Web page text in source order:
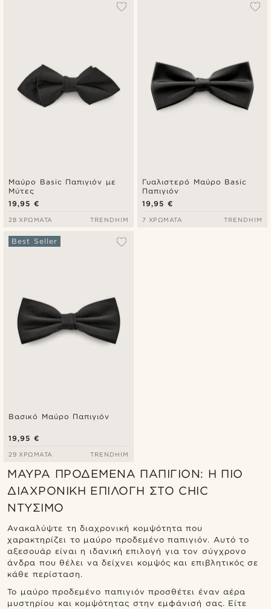
Μαύρο Basic Παπιγιόν με
Μύτες
19,95 €
28 ΧΡΏΜΑΤΑ TRENDHIM
Γυαλιστερό Μαύρο Basic
Παπιγιόν
19,95 €
7 ΧΡΏΜΑΤΑ TRENDHIM
Βασικό Μαύρο Παπιγιόν
Best Seller
19,95 €
29 ΧΡΏΜΑΤΑ TRENDHIM
ΜΑΎΡΑ ΠΡΟΔΕΜΈΝΑ ΠΑΠΙΓΙΌΝ: Η ΠΙΟ
ΔΙΑΧΡΟΝΙΚΉ ΕΠΙΛΟΓΉ ΣΤΟ CHIC
ΝΤΎΣΙΜΟ
Ανακαλύψτε τη διαχρονική κομψότητα που
χαρακτηρίζει το μαύρο προδεμένο παπιγιόν. Αυτό το
αξεσουάρ είναι η ιδανική επιλογή για τον σύγχρονο
άνδρα που θέλει να δείχνει κομψός και επιβλητικός σε
κάθε περίσταση.
Το μαύρο προδεμένο παπιγιόν προσθέτει έναν αέρα
μυστηρίου και κομψότητας στην εμφάνισή σας. Είτε